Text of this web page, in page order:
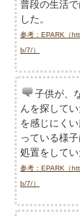
普段の生活
した。
参考：EPARK（
b/7/）
子供が、
んを探して
を感じにく
っている様
処置をしてい
参考：EPARK（
b/7/）